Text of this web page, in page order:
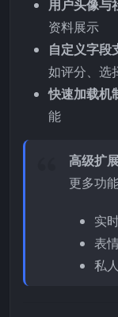
用户头像与
资料展示
自定义字段
如评分、选
快速加载机
能
高级扩
更多功
实
表
私